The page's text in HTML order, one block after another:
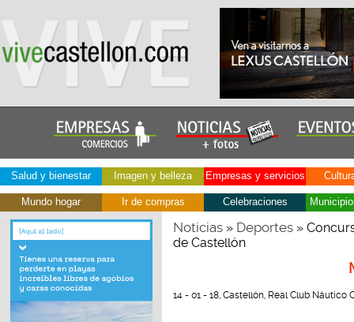
Salud y bienestar Imagen y belleza Empresas y servicios
Mundo hogar Ir de compras Celebraciones
Noticias» Deportes»
de Castellón
14 - 01 - 18, Castellón, Real Club Náutico